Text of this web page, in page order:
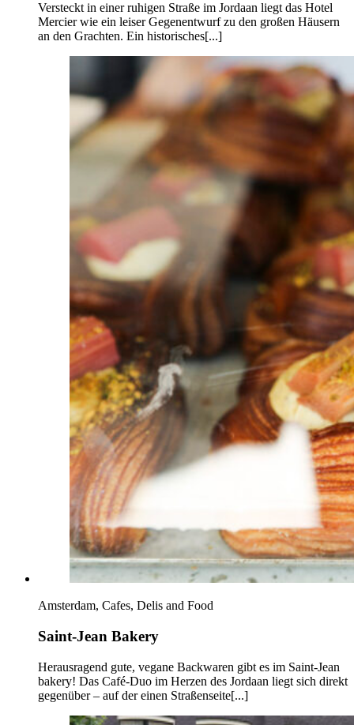
Versteckt in einer ruhigen Straße im Jordaan liegt das Hotel
Mercier wie ein leiser Gegenentwurf zu den großen Häusern
an den Grachten. Ein historisches[...]
Amsterdam, Cafes, Delis and Food
Saint-Jean Bakery
Herausragend gute, vegane Backwaren gibt es im Saint-Jean
bakery! Das Café-Duo im Herzen des Jordaan liegt sich direkt
gegenüber – auf der einen Straßenseite[...]